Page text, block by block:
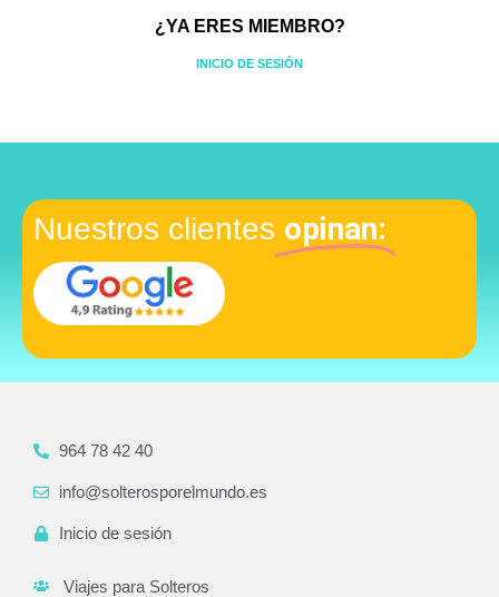
¿YA ERES MIEMBRO?
INICIO DE SESIÓN
Nuestros clientes opinan:
964 78 42 40
info@solterosporelmundo.es
Inicio de sesión
Viajes para Solteros